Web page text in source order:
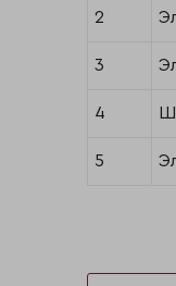
2
3
4
5